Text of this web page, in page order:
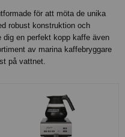
för att möta de unika
robust konstruktion och
dig en perfekt kopp kaffe även
av marina kaffebryggare
på vattnet.